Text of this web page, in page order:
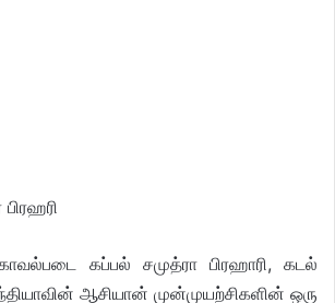
கப்பல் சமுத்ரா பிரஹாரி, கடல்
ஆசியான் முன்முயற்சிகளின் ஒரு